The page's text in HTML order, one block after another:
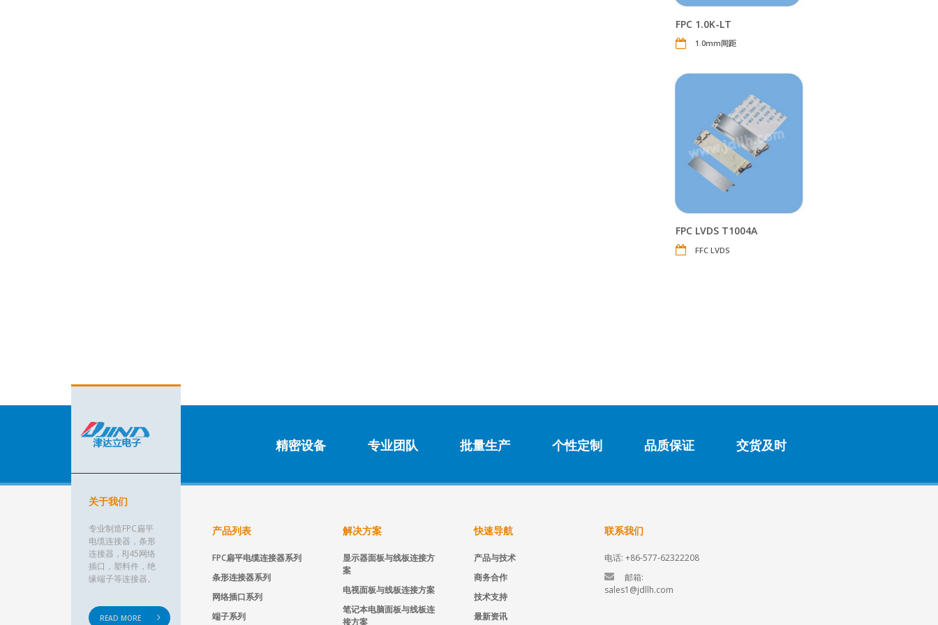
FPC 1.0K-LT
1.0mm间距
FPC LVDS T1004A
FFC LVDS
精密设备 专业团队 批量生产 个性定制 品质保证 交货及时
关于我们
专业制造FPC扁平
电缆连接器，条形
连接器，RJ45网络
插口，塑料件，绝
缘端子等连接器。
READ MORE
产品列表
FPC扁平电缆连接器系列
条形连接器系列
网络插口系列
端子系列
解决方案
显示器面板与线板连接方
案
电视面板与线板连接方案
笔记本电脑面板与线板连
接方案
快速导航
产品与技术
商务合作
技术支持
最新资讯
联系我们
电话: +86-577-62322208
邮箱:
sales1@jdllh.com